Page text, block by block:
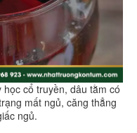
cổ truyền, dâu tằm có
mất ngủ, căng thẳng
ngủ.